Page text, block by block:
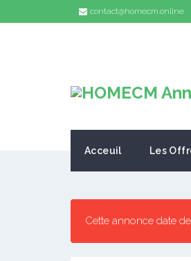
contact@homecm.online
Acceuil Les
Cette annonce date de